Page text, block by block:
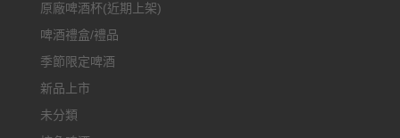
原廠啤酒杯(近期上架)
啤酒禮盒/禮品
季節限定啤酒
新品上市
未分類